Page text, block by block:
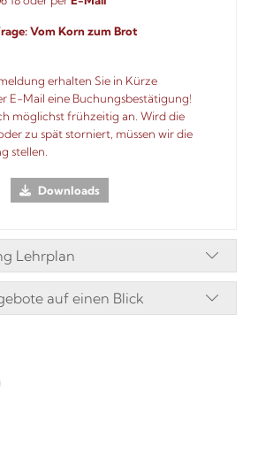
Vom Korn zum Brot
erhalten Sie in Kürze
E-Mail eine Buchungsbestätigung!
möglichst frühzeitig an. Wird die
zu spät storniert, müssen wir die
stellen.
Downloads
Lehrplan
auf einen Blick